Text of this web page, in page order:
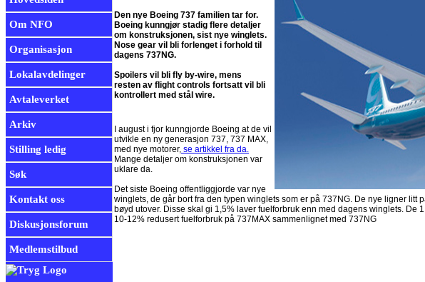
Om NFO
Organisasjon
Lokalavdelinger
Avtaleverket
Arkiv
Stilling ledig
Søk
Kontakt oss
Diskusjonsforum
Medlemstilbud
Den nye Boeing 737 familien tar for.
Boeing kunngjør stadig flere detaljer
om konstruksjonen, sist nye winglets.
Nose gear vil bli forlenget i forhold til
dagens 737NG.
Spoilers vil bli fly by-wire, mens
resten av flight controls fortsatt vil bli
kontrollert med stål wire.
I august i fjor kunngjorde Boeing at de vil
utvikle en ny generasjon 737, 737 MAX,
med nye motorer, se artikkel fra da.
Mange detaljer om konstruksjonen var
uklare da.
Det siste Boeing offentliggjorde var nye
winglets, de går bort fra den typen winglets som er på 737NG. De nye ligner litt
bøyd utover. Disse skal gi 1,5% laver fuelforbruk enn med dagens winglets. De
10-12% redusert fuelforbruk på 737MAX sammenlignet med 737NG